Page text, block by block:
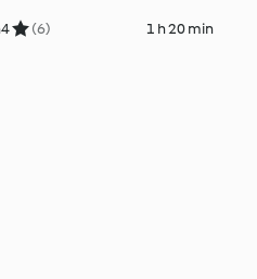
4 (6) 1 h 20 min